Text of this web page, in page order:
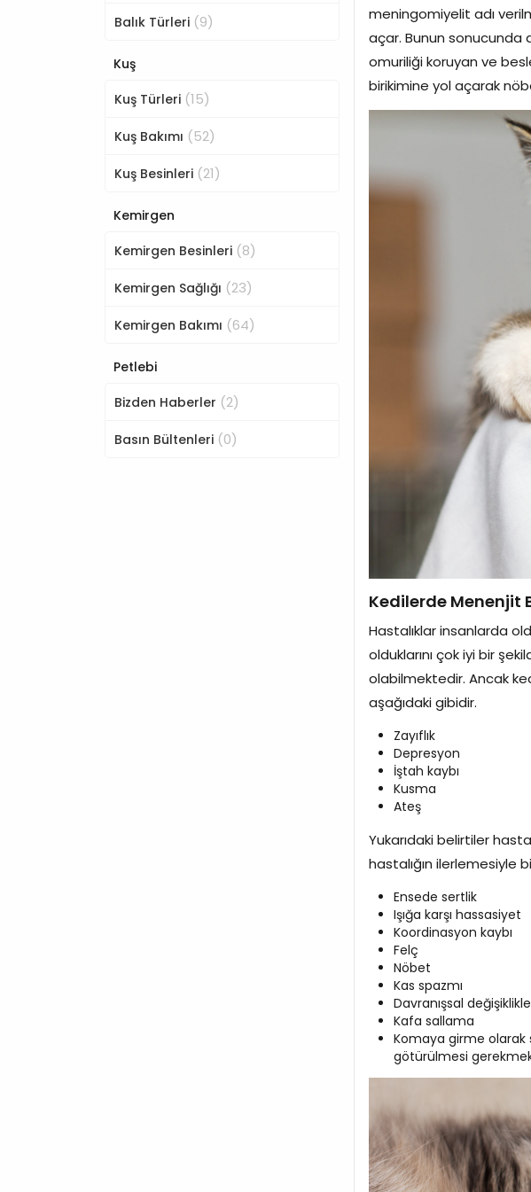
meningomiyelit adı
açar. Bunun sonucunda
omuriliği koruyan ve
birikimine yol açarak
Kedilerde Menenjit
Hastalıklar insanlarda
olduklarını çok iyi bir
olabilmektedir. Ancak
aşağıdaki gibidir.
Zayıflık
Depresyon
İştah kaybı
Kusma
Ateş
Yukarıdaki belirtiler
hastalığın ilerlemesiyle
Ensede sertlik
Işığa karşı hassasiyet
Koordinasyon kaybı
Felç
Nöbet
Kas spazmı
Davranışsal
Kafa sallama
Komaya girme olarak
götürülmesi
Balık Türleri (9)
Kuş
Kuş Türleri (15)
Kuş Bakımı (52)
Kuş Besinleri (21)
Kemirgen
Kemirgen Besinleri (8)
Kemirgen Sağlığı (23)
Kemirgen Bakımı (64)
Petlebi
Bizden Haberler (2)
Basın Bültenleri (0)